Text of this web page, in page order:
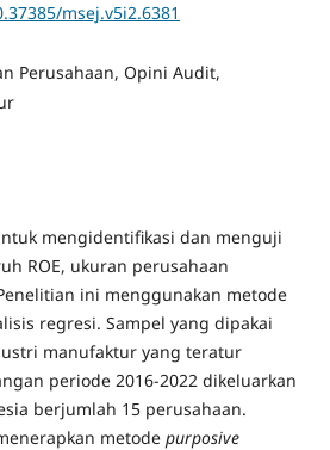
msej.v5i2.6381
Perusahaan, Opini Audit,
mengidentifikasi dan menguji
ROE, ukuran perusahaan
ini menggunakan metode
regresi. Sampel yang dipakai
manufaktur yang teratur
periode 2016-2022 dikeluarkan
berjumlah 15 perusahaan.
metode purposive